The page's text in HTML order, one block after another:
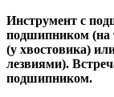
Инструмент с
подшипником (на
(у хвостовика)
лезвиями).
подшипником.